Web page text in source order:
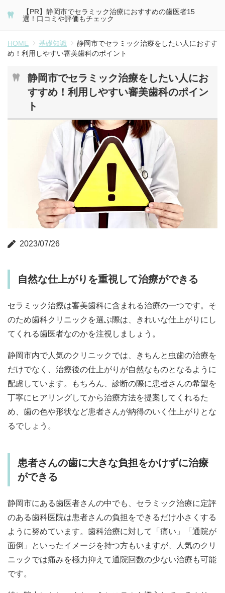
【PR】静岡市でセラミック治療におすすめの歯医者15
選！口コミや評価もチェック
HOME 基礎知識
静岡市でセラミック治療をしたい人におすす
め！利用しやすい審美歯科のポイント
静岡市でセラミック治療をしたい人にお
すすめ！利用しやすい審美歯科のポイン
ト
2023/07/26
自然な仕上がりを重視して治療ができる
セラミック治療は審美歯科に含まれる治療の一つです。そ
のため歯科クリニックを選ぶ際は、きれいな仕上がりにし
てくれる歯医者なのかを注視しましょう。
静岡市内で人気のクリニックでは、きちんと虫歯の治療を
だけでなく、治療後の仕上がりが自然なものとなるように
配慮しています。もちろん、診断の際に患者さんの希望を
丁寧にヒアリングしてから治療方法を提案してくれるた
め、歯の色や形状など患者さんが納得のいく仕上がりとな
るでしょう。
患者さんの歯に大きな負担をかけずに治療
ができる
静岡市にある歯医者さんの中でも、セラミック治療に定評
のある歯科医院は患者さんの負担をできるだけ小さくする
ように努めています。歯科治療に対して「痛い」「通院が
面倒」といったイメージを持つ方もいますが、人気のクリ
ニックでは痛みを極力抑えて通院回数の少ない治療も可能
です。